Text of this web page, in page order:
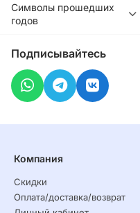
Символы прошедших
годов
Подписывайтесь
Компания
Скидки
Оплата/доставка/возврат